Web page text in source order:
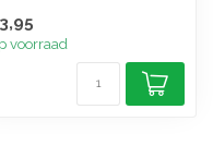
voorraad